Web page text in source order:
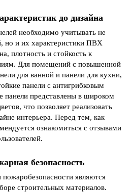
до дизайна
необходимо учитывать не
но и их характеристики ПВХ
плотность и стойкость к
Для помещений с повышенной
для ванной и панели для кухни,
панели с антигрибковым
панели представлены в широком
что позволяет реализовать
интерьера. Перед тем, как
ознакомиться с отзывами
безопасность
являются
строительных материалов.